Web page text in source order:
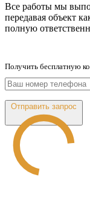
Все работы мы
передавая объект
полную
Получить бесплатную
Отправить запрос